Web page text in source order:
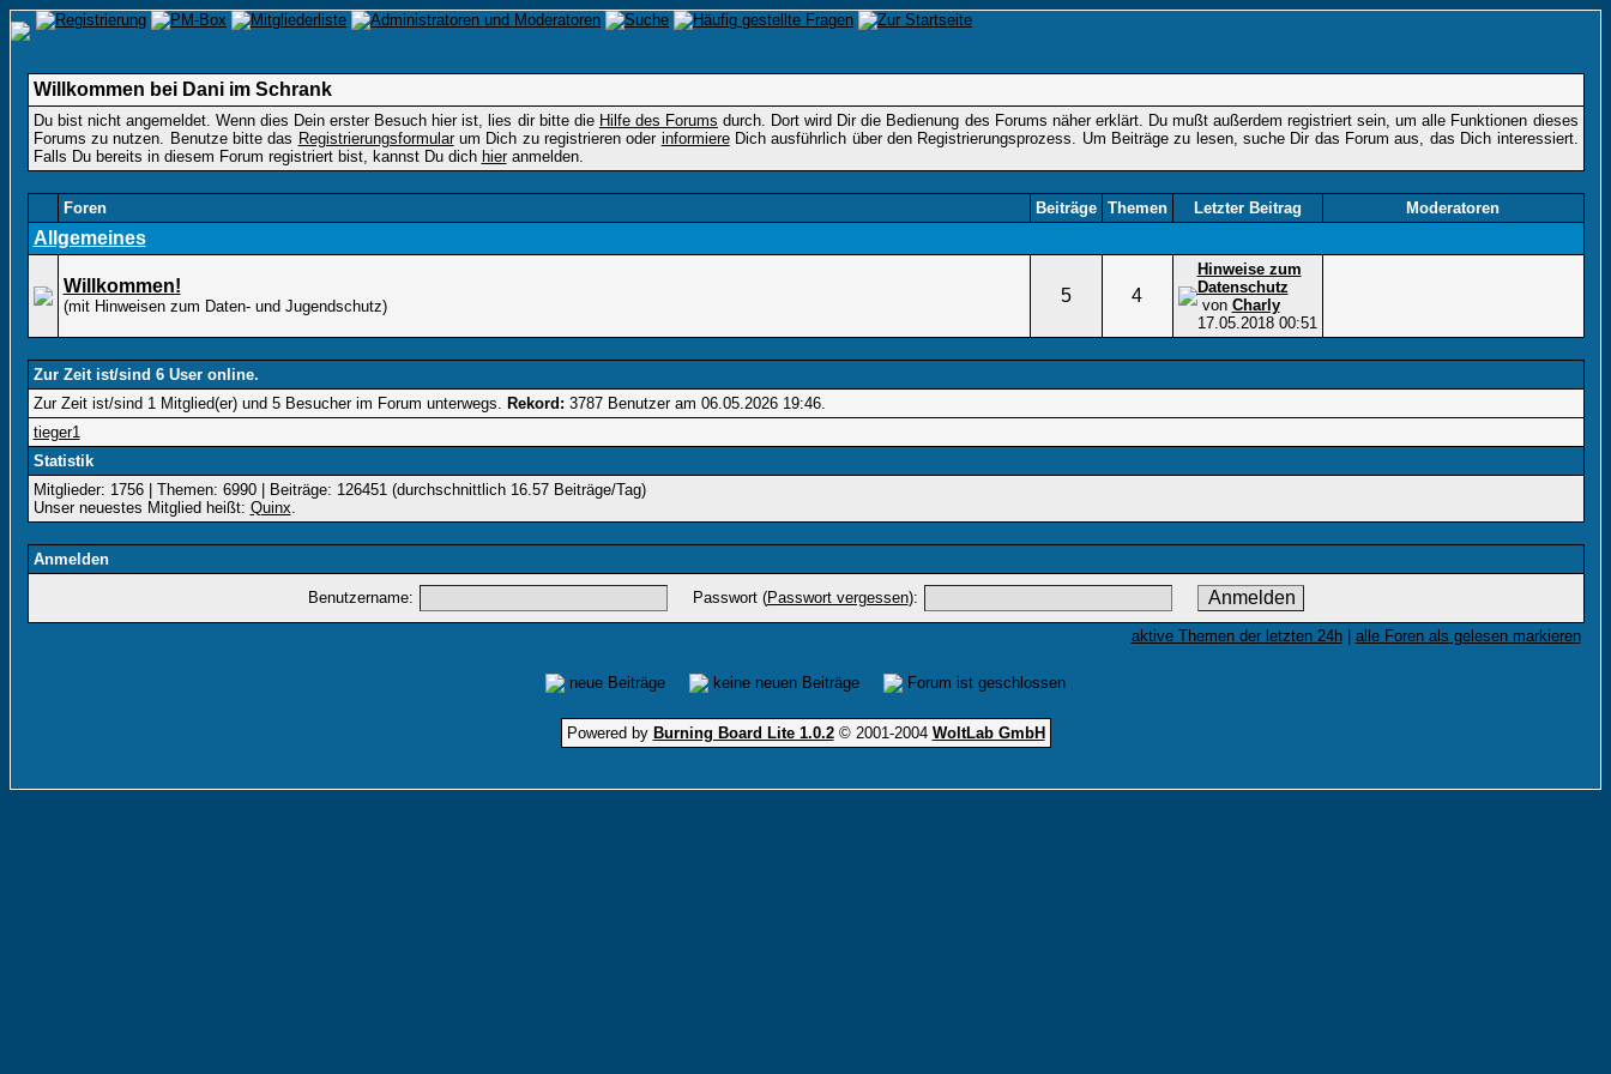
Willkommen bei Dani im Schrank
Du bist nicht angemeldet. Wenn dies Dein erster Besuch hier ist, lies dir bitte die Hilfe des Forums durch. Dort wird Dir die Bedienung des Forums näher erklärt. Du mußt außerdem registriert sein, um alle Funktionen dieses
Forums zu nutzen. Benutze bitte das Registrierungsformularum Dich zu registrieren oder informiereDich ausführlich über den Registrierungsprozess. Um Beiträge zu lesen, suche Dir das Forum aus, das Dich interessiert.
Falls Du bereits in diesem Forum registriert bist, kannst Du dich hieranmelden.
Foren Beiträge Themen Letzter Beitrag Moderatoren
Allgemeines
Willkommen!
(mit Hinweisen zum Daten- und Jugendschutz)
5 4
Hinweise zum
Datenschutz
von Charly
17.05.2018 00:51
Zur Zeit ist/sind 6 User online.
Zur Zeit ist/sind 1 Mitglied(er) und 5 Besucher im Forum unterwegs. Rekord: 3787 Benutzer am 06.05.2026 19:46.
tieger1
Statistik
Mitglieder: 1756 | Themen: 6990 | Beiträge: 126451 (durchschnittlich 16.57 Beiträge/Tag)
Unser neuestes Mitglied heißt: Quinx.
Anmelden
Benutzername: Passwort (Passwort vergessen):
aktive Themen der letzten 24h| alle Foren als gelesen markieren
neue Beiträge keine neuen Beiträge Forum ist geschlossen
Powered by Burning Board Lite 1.0.2© 2001-2004 WoltLab GmbH